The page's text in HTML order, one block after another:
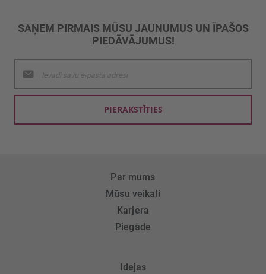
SAŅEM PIRMAIS MŪSU JAUNUMUS UN ĪPAŠOS
PIEDĀVĀJUMUS!
jaunumu
saņemšanai:
PIERAKSTĪTIES
Par mums
Mūsu veikali
Karjera
Piegāde
Idejas